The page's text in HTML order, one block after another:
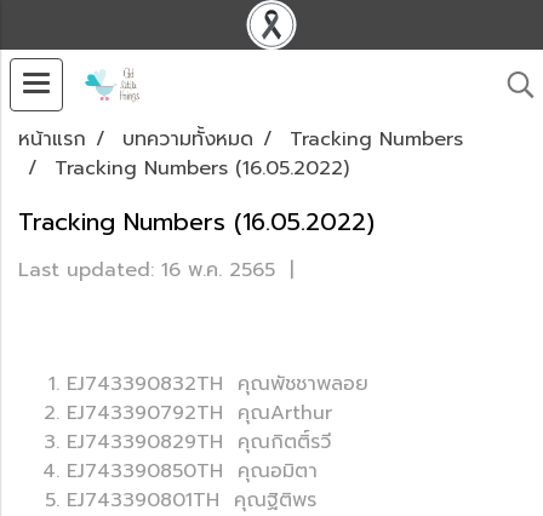
หน้าแรก บทความทั้งหมด
Tracking Numbers
Tracking Numbers (16.05.2022)
Tracking Numbers (16.05.2022)
Last updated: 16 พ.ค. 2565 |
EJ743390832TH คุณพัชชาพลอย
EJ743390792TH คุณArthur
EJ743390829TH คุณกิตติ์รวี
EJ743390850TH คุณอมิตา
EJ743390801TH คุณฐิติพร